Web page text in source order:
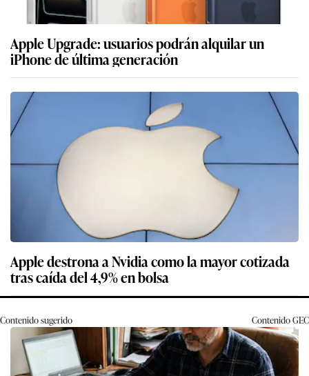
Apple Upgrade: usuarios podrán alquilar un
iPhone de última generación
Apple destrona a Nvidia como la mayor cotizada
tras caída del 4,9% en bolsa
Contenido sugerido ContenidoGEC